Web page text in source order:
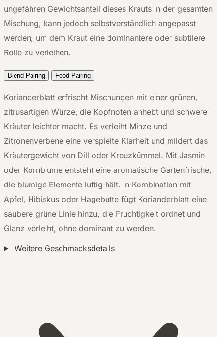
ungefähren Gewichtsanteil dieses Krauts in der gesamten
Mischung, kann jedoch selbstverständlich angepasst
werden, um dem Kraut eine dominantere oder subtilere
Rolle zu verleihen.
Blend-Pairing Food-Pairing
Korianderblatt erfrischt Mischungen mit einer grünen,
zitrusartigen Würze, die Kopfnoten anhebt und schwere
Kräuter leichter macht. Es verleiht Minze und
Zitronenverbene eine verspielte Klarheit und mildert das
Kräutergewicht von Dill oder Kreuzkümmel. Mit Jasmin
oder Kornblume entsteht eine aromatische Gartenfrische,
die blumige Elemente luftig hält. In Kombination mit
Apfel, Hibiskus oder Hagebutte fügt Korianderblatt eine
saubere grüne Linie hinzu, die Fruchtigkeit ordnet und
Glanz verleiht, ohne dominant zu werden.
Weitere Geschmacksdetails